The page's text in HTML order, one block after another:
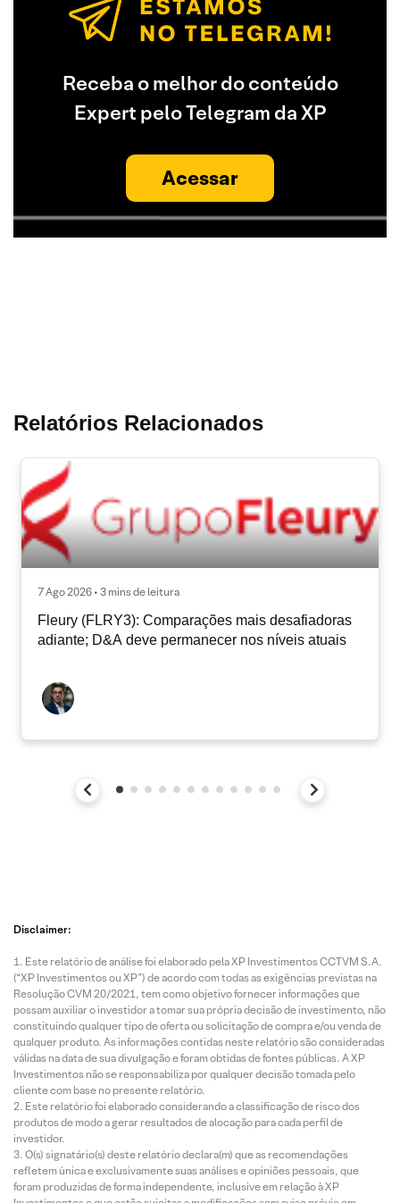
Receba o melhor do conteúdo
Expert pelo Telegram da XP
Acessar
Relatórios Relacionados
7 Ago 2026 • 3 mins de leitura
Fleury (FLRY3): Comparações mais desafiadoras
adiante; D&A deve permanecer nos níveis atuais
Disclaimer:
Este relatório de análise foi elaborado pela XP Investimentos CCTVM S.A.
(“XP Investimentos ou XP”) de acordo com todas as exigências previstas na
Resolução CVM 20/2021, tem como objetivo fornecer informações que
possam auxiliar o investidor a tomar sua própria decisão de investimento, não
constituindo qualquer tipo de oferta ou solicitação de compra e/ou venda de
qualquer produto. As informações contidas neste relatório são consideradas
válidas na data de sua divulgação e foram obtidas de fontes públicas. A XP
Investimentos não se responsabiliza por qualquer decisão tomada pelo
cliente com base no presente relatório.
Este relatório foi elaborado considerando a classificação de risco dos
produtos de modo a gerar resultados de alocação para cada perfil de
investidor.
O(s) signatário(s) deste relatório declara(m) que as recomendações
refletem única e exclusivamente suas análises e opiniões pessoais, que
foram produzidas de forma independente, inclusive em relação à XP